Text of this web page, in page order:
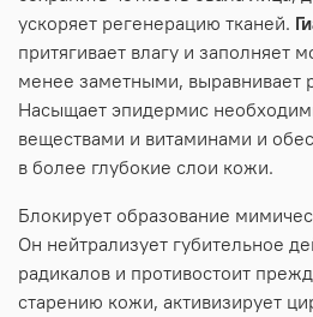
ускоряет регенерацию тканей.
притягивает влагу и заполняет
менее заметными, выравнивает
Насыщает эпидермис
веществами и витаминами и
в более глубокие слои кожи.
Блокирует образование
Он нейтрализует губительное
радикалов и противостоит
старению кожи, активизирует